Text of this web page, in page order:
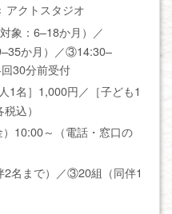
アクトスタジオ
象：6–18か月）／
か月）／③14:30–
30分前受付
1名］1,000円／［子ども1
込）
10:00～（電話・窓口の
名まで）／③20組（同伴1